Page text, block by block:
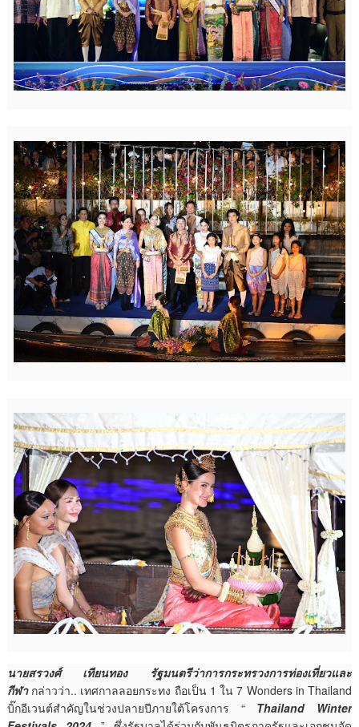
นายสรวงศ์ เทียนทอง รัฐมนตรีว่าการกระทรวงการท่องเที่ยวและ
กีฬา กล่าวว่า.. เทศกาลลอยกระทง ถือเป็น 1 ใน 7 Wonders in Thailand
บิ๊กอีเวนต์สำคัญในช่วงปลายปีภายใต้โครงการ “ Thailand Winter